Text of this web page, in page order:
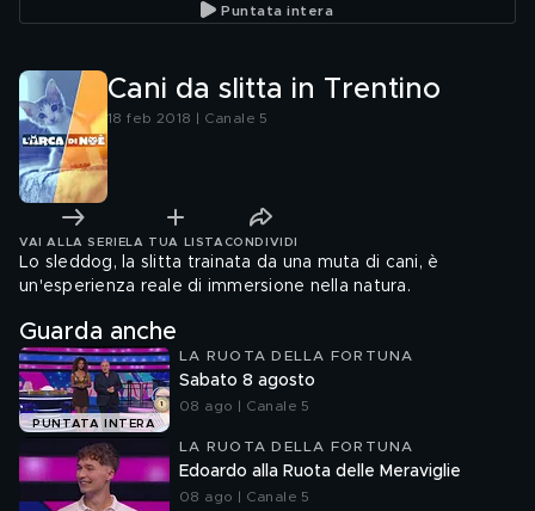
Puntata intera
Cani da slitta in Trentino
18 feb 2018 | Canale 5
VAI ALLA SERIE LA TUA LISTA CONDIVIDI
Lo sleddog, la slitta trainata da una muta di cani, è
un'esperienza reale di immersione nella natura.
Guarda anche
PUNTATA INTERA
LA RUOTA DELLA FORTUNA
Sabato 8 agosto
08 ago | Canale 5
LA RUOTA DELLA FORTUNA
Edoardo alla Ruota delle Meraviglie
08 ago | Canale 5